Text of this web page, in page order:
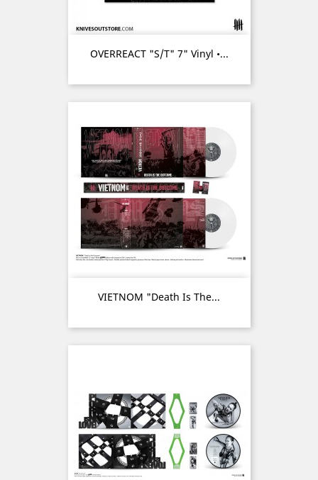
OVERREACT "s/t" 7" Vinyl •...
VIETNOM "Death Is The...